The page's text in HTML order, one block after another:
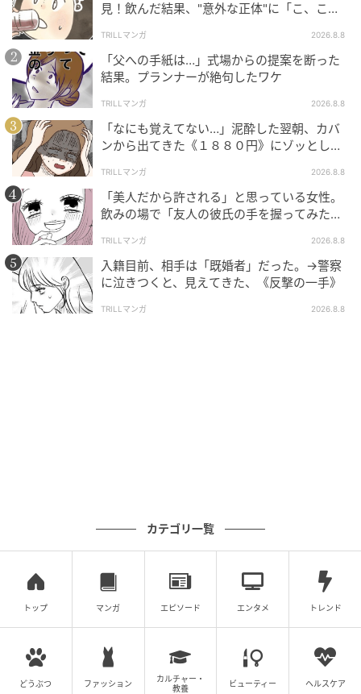
見！飲んだ結果、"意外な正体"に「こ、これ
TRILLマンガ 2026.8.8
「父への手紙は…」式場からの提案を断った
結果。プランナーが絶句したワケ
TRILLマンガ 2026.8.8
「なにも覚えてない…」泥酔した翌朝、カバ
ンから出てきた《１８８０円》にゾッとした
TRILLマンガ 2026.8.8
「美人だから許される」と思っている女性。
飲みの場で「友人の彼氏の手を握ってみた」
TRILLマンガ 2026.8.8
入籍目前、相手は「既婚者」だった。→警察
に泣きつくと、見えてきた、《反撃の一手》
TRILLマンガ 2026.8.8
カテゴリ一覧
トップ マンガ エピソード エンタメ トレンド
どうぶつ ファッション
カルチャー・
教養
ビューティー ヘルスケア